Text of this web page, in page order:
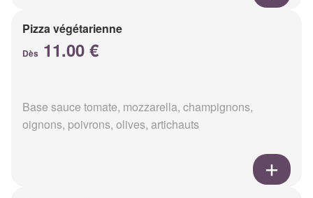
Pizza végétarienne
Dès 11.00 €
Base sauce tomate, mozzarella, champignons,
oignons, poivrons, olives, artichauts